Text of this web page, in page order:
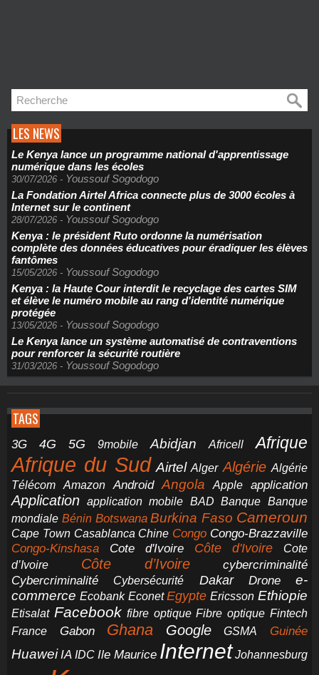
LES NEWS
Le Kenya lance un programme national d'apprentissage
numérique dans les écoles
30/07/2026 - Youssouf Sogodogo
La Fondation Airtel Africa connecte plus de 3000 écoles à
Internet sur le continent
28/07/2026 - Youssouf Sogodogo
Kenya : le président Ruto ordonne la numérisation
complète des données éducatives pour éradiquer les élèves
fantômes
15/05/2026 - Youssouf Sogodogo
Kenya : la Haute Cour interdit le recyclage des cartes SIM
et élève le numéro mobile au rang d'identité numérique
protégée
13/05/2026 - Youssouf Sogodogo
Le Kenya lance un système automatisé de contraventions
pour renforcer la sécurité routière
31/03/2026 - Youssouf Sogodogo
TAGS
3G 4G 5G 9mobile Abidjan Africell Afrique
Afrique du Sud Airtel Alger Algérie Algérie
Télécom
Amazon Android Angola Apple application
Application application mobile BAD Banque Banque
mondiale Bénin Botswana Burkina Faso Cameroun
Cape Town Casablanca Chine Congo Congo-Brazzaville
Congo-Kinshasa Cote d'Ivoire Côte d'Ivoire
Cote
d’Ivoire
Côte d’Ivoire
cybercriminalité
Cybercriminalité
Cybersécurité Dakar Drone
e-
commerce Ecobank Econet Egypte Ericsson Ethiopie
Etisalat Facebook fibre optique Fibre optique Fintech
France
Gabon Ghana Google GSMA Guinée
Huawei IA IDC Ile Maurice Internet Johannesburg